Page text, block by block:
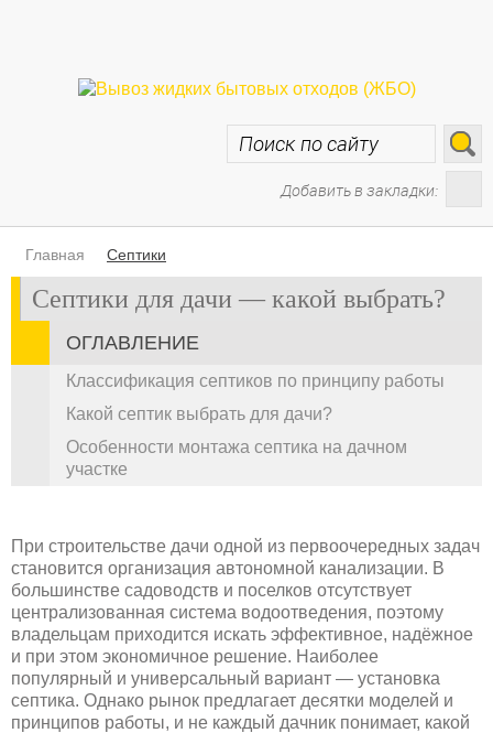
Добавить в закладки:
Главная Септики
Септики для дачи — какой выбрать?
ОГЛАВЛЕНИЕ
Классификация септиков по принципу работы
Какой септик выбрать для дачи?
Особенности монтажа септика на дачном
участке
При строительстве дачи одной из первоочередных задач
становится организация автономной канализации. В
большинстве садоводств и поселков отсутствует
централизованная система водоотведения, поэтому
владельцам приходится искать эффективное, надёжное
и при этом экономичное решение. Наиболее
популярный и универсальный вариант — установка
септика. Однако рынок предлагает десятки моделей и
принципов работы, и не каждый дачник понимает, какой